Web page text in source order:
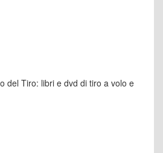
del Tiro: libri e dvd di tiro a volo e